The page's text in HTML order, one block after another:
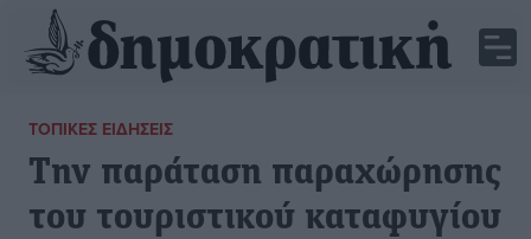
ΤΟΠΙΚΈΣ ΕΙΔΉΣΕΙΣ
Την παράταση παραχώρησης
του τουριστικού καταφυγίου